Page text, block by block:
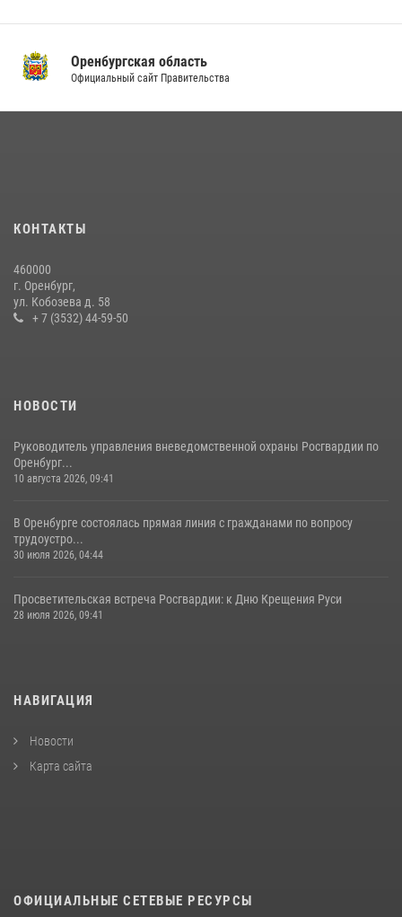
14 июля 2026, 10:43
11 июля 2026, 12:22
провёл рабочую встречу с ректором ОГУ
16 июля 2026, 10:15
Оренбургская область
Официальный сайт Правительства
КОНТАКТЫ
460000
г. Оренбург,
ул. Кобозева д. 58
+ 7 (3532) 44-59-50
НОВОСТИ
Руководитель управления вневедомственной охраны Росгвардии по
Оренбург...
10 августа 2026, 09:41
В Оренбурге состоялась прямая линия с гражданами по вопросу
трудоустро...
30 июля 2026, 04:44
Просветительская встреча Росгвардии: к Дню Крещения Руси
28 июля 2026, 09:41
НАВИГАЦИЯ
Новости
Карта сайта
ОФИЦИАЛЬНЫЕ СЕТЕВЫЕ РЕСУРСЫ